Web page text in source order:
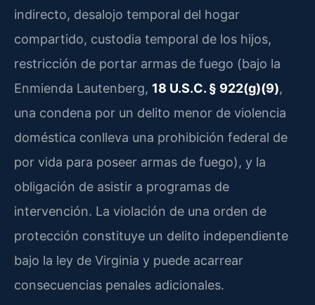
indirecto, desalojo temporal del hogar
compartido, custodia temporal de los hijos,
restricción de portar armas de fuego (bajo la
Enmienda Lautenberg, 18 U.S.C. § 922(g)(9),
una condena por un delito menor de violencia
doméstica conlleva una prohibición federal de
por vida para poseer armas de fuego), y la
obligación de asistir a programas de
intervención. La violación de una orden de
protección constituye un delito independiente
bajo la ley de Virginia y puede acarrear
consecuencias penales adicionales.